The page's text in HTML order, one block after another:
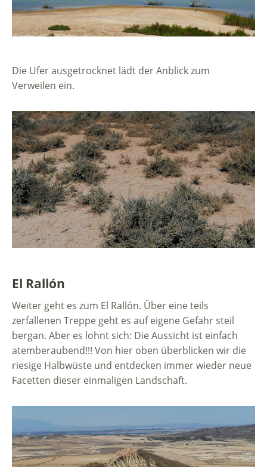
Die Ufer ausgetrocknet lädt der Anblick zum
Verweilen ein.
El Rallón
Weiter geht es zum El Rallón. Über eine teils
zerfallenen Treppe geht es auf eigene Gefahr steil
bergan. Aber es lohnt sich: Die Aussicht ist einfach
atemberaubend!!! Von hier oben überblicken wir die
riesige Halbwüste und entdecken immer wieder neue
Facetten dieser einmaligen Landschaft.